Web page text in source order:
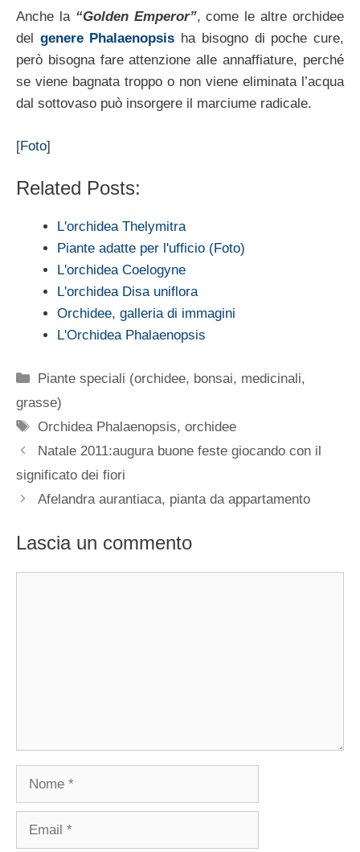
Anche la “Golden Emperor”, come le altre orchidee
del genere Phalaenopsis ha bisogno di poche cure,
però bisogna fare attenzione alle annaffiature, perché
se viene bagnata troppo o non viene eliminata l’acqua
dal sottovaso può insorgere il marciume radicale.
[Foto]
Related Posts:
L'orchidea Thelymitra
Piante adatte per l'ufficio (Foto)
L'orchidea Coelogyne
L'orchidea Disa uniflora
Orchidee, galleria di immagini
L'Orchidea Phalaenopsis
Categorie
Piante speciali (orchidee, bonsai, medicinali,
grasse)
Tag
Orchidea Phalaenopsis,orchidee
Natale 2011:augura buone feste giocando con il
significato dei fiori
Afelandra aurantiaca, pianta da appartamento
Lascia un commento
Nome
Email